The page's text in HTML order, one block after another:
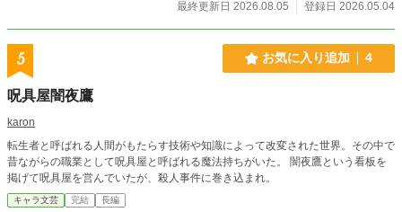
最終更新日 2026.08.05 登録日 2026.05.04
5 お気に入り追加 4
呪具屋闇夜鷹
karon
転生者と呼ばれる人間がもたらす技術や知識によって改変された世界。その中で
昔ながらの職業として呪具屋と呼ばれる魔法持ちがいた。 闇夜鷹という看板を
掲げて呪具屋を営んでいたが、殺人事件に巻き込まれ。
キャラ文芸 完結 長編